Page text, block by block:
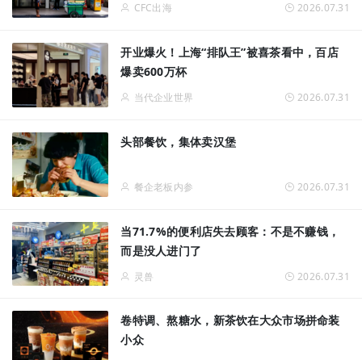
CFC出海 2026.07.31
开业爆火！上海“排队王”被喜茶看中，百店
爆卖600万杯
当代企业世界 2026.07.31
头部餐饮，集体卖汉堡
餐企老板内参 2026.07.31
当71.7%的便利店失去顾客：不是不赚钱，
而是没人进门了
灵兽 2026.07.31
卷特调、熬糖水，新茶饮在大众市场拼命装
小众